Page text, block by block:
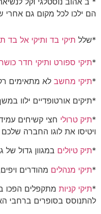
הם ילכו לכל מקום גם אחרי
*שלל תיקי בד ותיקי אל בד
*תיקי ספורט ותיקי חדר כושר
*תיקי מחשב לא מתאימים
*תיקים אורטופדיים ילוו
*תיק טרולי חצי קשיחים
ויטיסו את לוגו החברה
*תיק טיולים במגוון גדול של
*תיקי מנהלים מהודרים
*תיקי קניות מתקפלים הפכו
להתנוסס בסופרים ברחבי